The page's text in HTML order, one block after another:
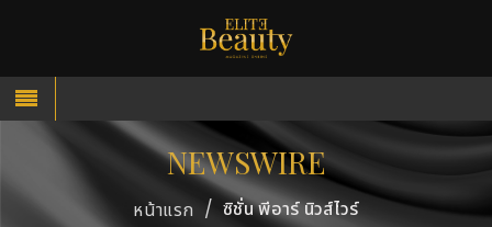
NEWSWIRE
หน้าแรก / ซิชั่น พีอาร์ นิวส์ไวร์